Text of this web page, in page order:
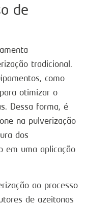
de
tradicional.
como
otimizar o
Dessa forma, é
na pulverização
dos
em uma aplicação
ao processo
de azeitonas